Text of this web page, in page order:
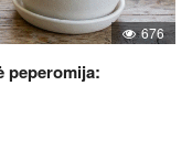
676
peperomija: